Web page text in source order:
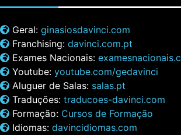
Geral: ginasiosdavinci.com
Franchising: davinci.com.pt
Exames Nacionais:
Youtube: youtube.com/gedavinci
Aluguer de Salas: salas.pt
Traduções: traducoes-davinci.com
Formação: Cursos de Formação
Idiomas: davincidiomas.com